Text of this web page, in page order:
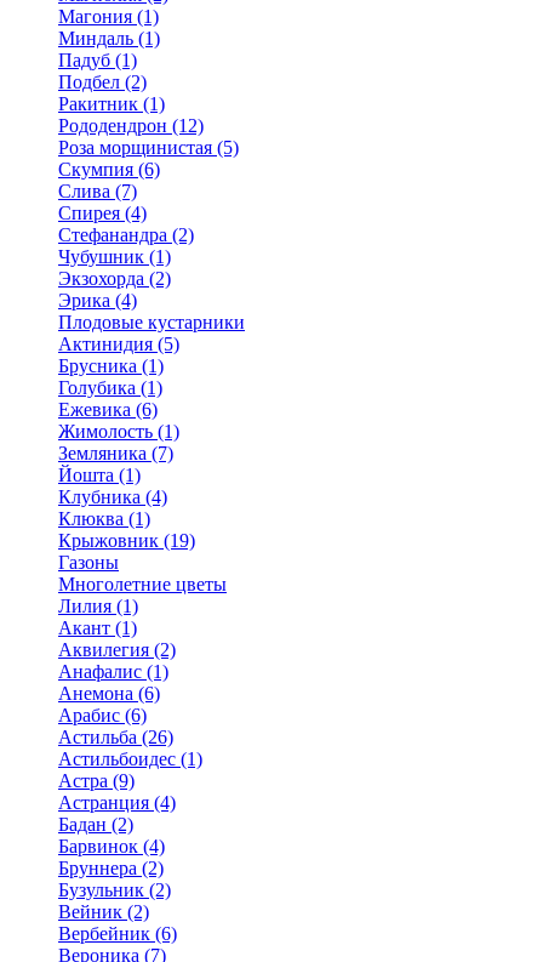
Магония (1)
Миндаль (1)
Падуб (1)
Подбел (2)
Ракитник (1)
Рододендрон (12)
Роза морщинистая (5)
Скумпия (6)
Слива (7)
Спирея (4)
Стефанандра (2)
Чубушник (1)
Экзохорда (2)
Эрика (4)
Плодовые кустарники
Актинидия (5)
Брусника (1)
Голубика (1)
Ежевика (6)
Жимолость (1)
Земляника (7)
Йошта (1)
Клубника (4)
Клюква (1)
Крыжовник (19)
Газоны
Многолетние цветы
Лилия (1)
Акант (1)
Аквилегия (2)
Анафалис (1)
Анемона (6)
Арабис (6)
Астильба (26)
Астильбоидес (1)
Астра (9)
Астранция (4)
Бадан (2)
Барвинок (4)
Бруннера (2)
Бузульник (2)
Вейник (2)
Вербейник (6)
Вероника (7)